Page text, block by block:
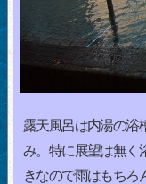
露天風呂は内湯の浴
み。特に展望は無く
きなので雨はもちろ